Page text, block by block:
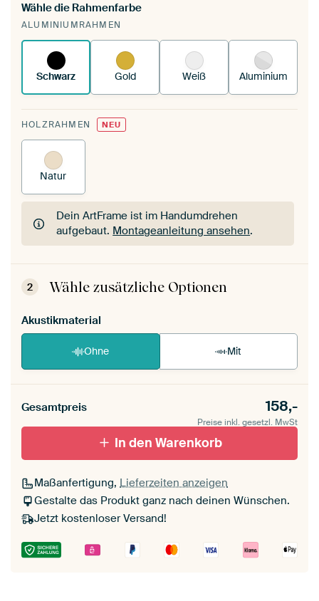
Du spannst einen wechselbaren Textiltuch in
deinen vorhandenen ArtFrame™.
funktioniert es.
Wähle die Rahmenfarbe
ALUMINIUMRAHMEN
Schwarz Gold Weiß Aluminium
HOLZRAHMEN NEU
Natur
Dein ArtFrame ist im Handumdrehen
aufgebaut. Montageanleitung ansehen.
Dein ArtFrame ist im Handumdrehen
aufgebaut.Montageanleitung ansehen
2 Wähle zusätzliche Optionen
Akustikmaterial
Ohne Mit
Gesamtpreis 158,-
Preise inkl. gesetzl. MwSt
In den Warenkorb
Maßanfertigung, Lieferzeiten anzeigen
Gestalte das Produkt ganz nach deinen Wünschen.
Jetzt kostenloser Versand!